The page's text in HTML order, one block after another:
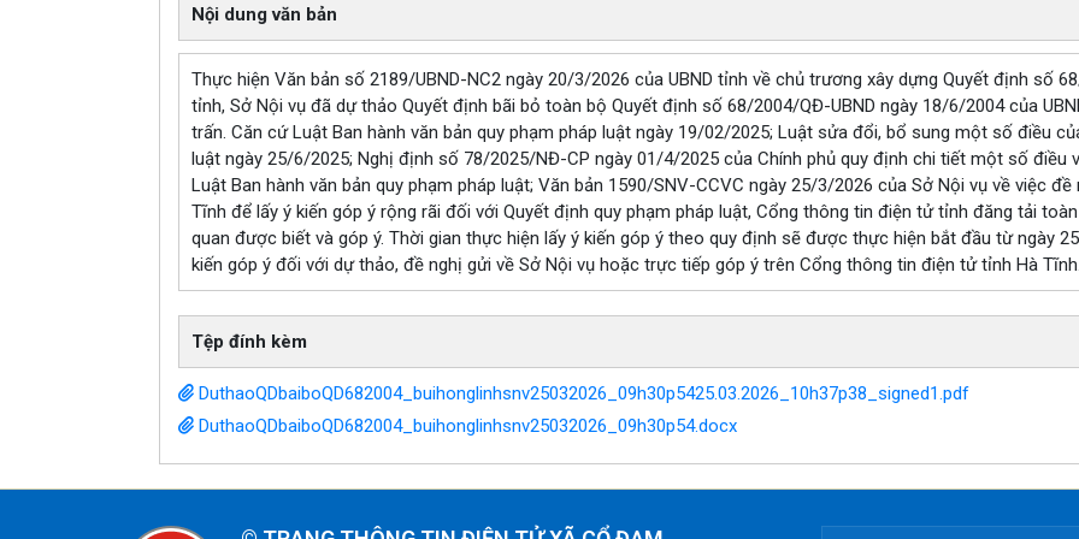
Nội dung văn bản
Thực hiện Văn bản số 2189/UBND-NC2 ngày 20/3/2026 của UBND tỉnh về chủ trương xây dựng Quyết định số
tỉnh, Sở Nội vụ đã dự thảo Quyết định bãi bỏ toàn bộ Quyết định số 68/2004/QĐ-UBND ngày 18/6/2004 của
trấn. Căn cứ Luật Ban hành văn bản quy phạm pháp luật ngày 19/02/2025; Luật sửa đổi, bổ sung một số điều
luật ngày 25/6/2025; Nghị định số 78/2025/NĐ-CP ngày 01/4/2025 của Chính phủ quy định chi tiết một số điều
Luật Ban hành văn bản quy phạm pháp luật; Văn bản 1590/SNV-CCVC ngày 25/3/2026 của Sở Nội vụ về việc
Tĩnh để lấy ý kiến góp ý rộng rãi đối với Quyết định quy phạm pháp luật, Cổng thông tin điện tử tỉnh đăng tải
quan được biết và góp ý. Thời gian thực hiện lấy ý kiến góp ý theo quy định sẽ được thực hiện bắt đầu từ ngày
kiến góp ý đối với dự thảo, đề nghị gửi về Sở Nội vụ hoặc trực tiếp góp ý trên Cổng thông tin điện tử tỉnh Hà
Tệp đính kèm
DuthaoQDbaiboQD682004_buihonglinhsnv25032026_09h30p5425.03.2026_10h37p38_signed1.pdf
DuthaoQDbaiboQD682004_buihonglinhsnv25032026_09h30p54.docx